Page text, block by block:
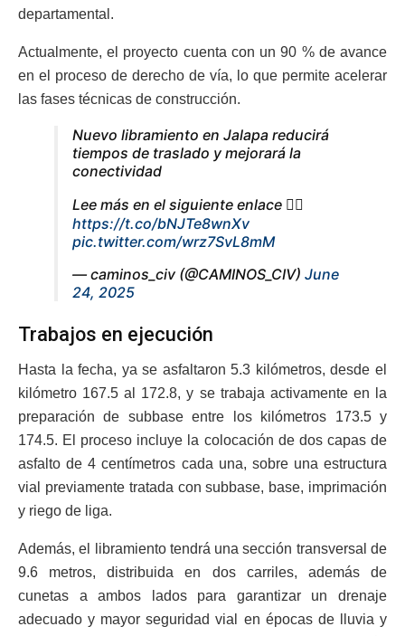
departamental.
Actualmente, el proyecto cuenta con un 90 % de avance
en el proceso de derecho de vía, lo que permite acelerar
las fases técnicas de construcción.
Nuevo libramiento en Jalapa reducirá
tiempos de traslado y mejorará la
conectividad
Lee más en el siguiente enlace 👇🏽
https://t.co/bNJTe8wnXv
pic.twitter.com/wrz7SvL8mM
— caminos_civ (@CAMINOS_CIV) June
24, 2025
Trabajos en ejecución
Hasta la fecha, ya se asfaltaron 5.3 kilómetros, desde el
kilómetro 167.5 al 172.8, y se trabaja activamente en la
preparación de subbase entre los kilómetros 173.5 y
174.5. El proceso incluye la colocación de dos capas de
asfalto de 4 centímetros cada una, sobre una estructura
vial previamente tratada con subbase, base, imprimación
y riego de liga.
Además, el libramiento tendrá una sección transversal de
9.6 metros, distribuida en dos carriles, además de
cunetas a ambos lados para garantizar un drenaje
adecuado y mayor seguridad vial en épocas de lluvia y